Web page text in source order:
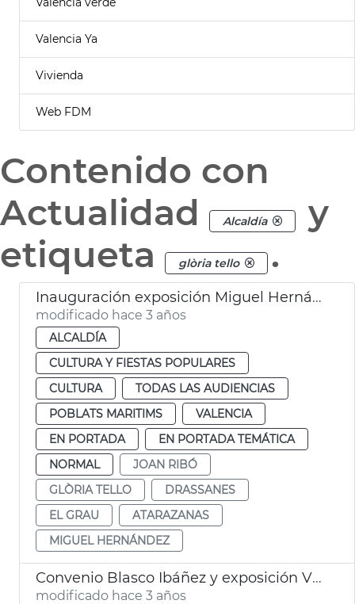
Valencia Ya
Vivienda
Web FDM
Contenido con
Actualidad
Alcaldía
y
etiqueta
glòria tello .
Inauguración exposición Miguel Hernández
modificado hace 3 años
ALCALDÍA
CULTURA Y FIESTAS POPULARES
CULTURA
TODAS LAS AUDIENCIAS
POBLATS MARITIMS
VALENCIA
EN PORTADA
EN PORTADA TEMÁTICA
NORMAL
JOAN RIBÓ
GLÒRIA TELLO
DRASSANES
EL GRAU
ATARAZANAS
MIGUEL HERNÁNDEZ
Convenio Blasco Ibáñez y exposición Viaje millonarios
modificado hace 3 años